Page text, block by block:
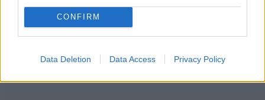
CONFIRM
Data Deletion Data Access Privacy Policy